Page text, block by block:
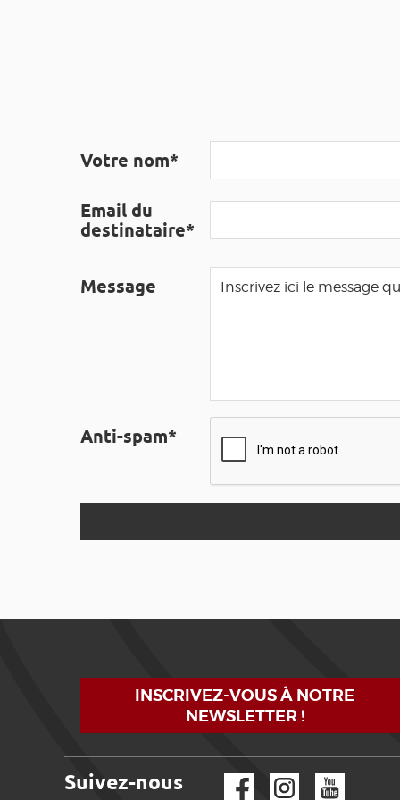
Votre nom*
Email du
destinataire*
Message
Anti-spam*
INSCRIVEZ-VOUS À NOTRE
NEWSLETTER !
Suivez-nous